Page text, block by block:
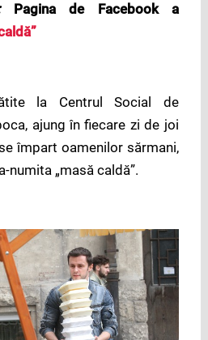
Pagina de Facebook a
la Centrul Social de
ajung în fiecare zi de joi
împart oamenilor sărmani,
numita „masă caldă”.